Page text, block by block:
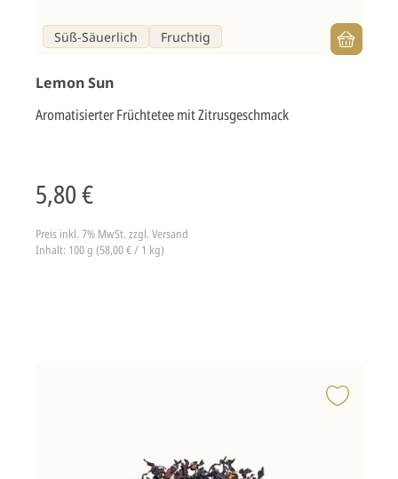
Süß-Säuerlich Fruchtig
Lemon Sun
Aromatisierter Früchtetee mit Zitrusgeschmack
5,80 €
Preis inkl. 7% MwSt. zzgl. Versand
Inhalt: 100 g (58,00 € / 1 kg)